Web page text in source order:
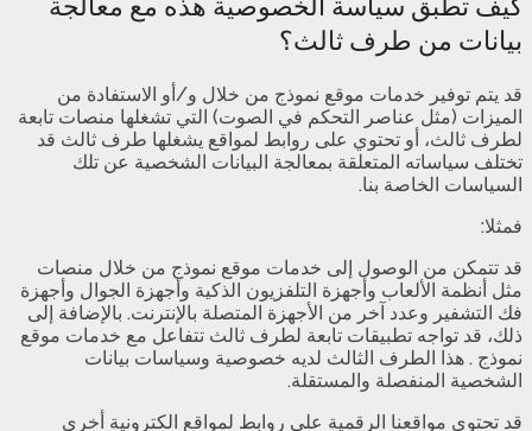
بيانات من طرف ثالث؟
قد يتم توفير خدمات موقع نموذج من خلال و/أو الاستفادة من
الميزات (مثل عناصر التحكم في الصوت) التي تشغلها منصات تابعة
لطرف ثالث، أو تحتوي على روابط لمواقع يشغلها طرف ثالث قد
تختلف سياساته المتعلقة بمعالجة البيانات الشخصية عن تلك
السياسات الخاصة بنا.
فمثلا:
قد تتمكن من الوصول إلى خدمات موقع نموذج من خلال منصات
مثل أنظمة الألعاب وأجهزة التلفزيون الذكية وأجهزة الجوال وأجهزة
فك التشفير وعدد آخر من الأجهزة المتصلة بالإنترنت. بالإضافة إلى
ذلك، قد تواجه تطبيقات تابعة لطرف ثالث تتفاعل مع خدمات موقع
نموذج . هذا الطرف الثالث لديه خصوصية وسياسات بيانات
الشخصية المنفصلة والمستقلة.
قد تحتوي مواقعنا الرقمية على روابط لمواقع الكترونية أخرى